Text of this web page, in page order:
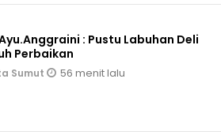
: Pustu Labuhan Deli
Perbaikan
Sumut 56 menit lalu